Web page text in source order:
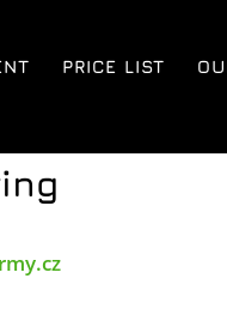
PRICE LIST